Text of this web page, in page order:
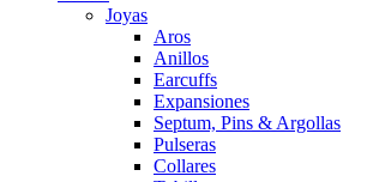
Joyas
Aros
Anillos
Earcuffs
Expansiones
Septum, Pins & Argollas
Pulseras
Collares